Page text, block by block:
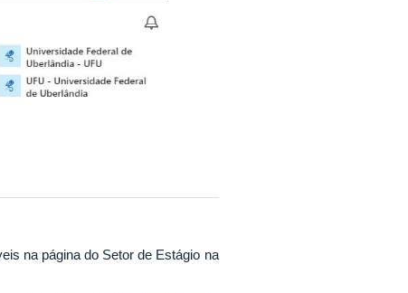
na página do Setor de Estágio na